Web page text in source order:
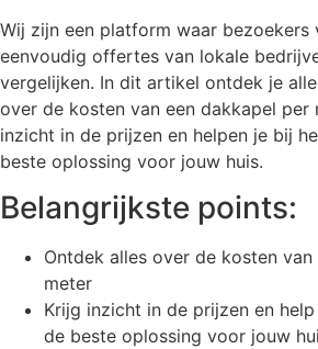
Wij zijn een platform waar bezoekers
eenvoudig offertes van lokale
vergelijken. In dit artikel ontdek je
over de kosten van een dakkapel per
inzicht in de prijzen en helpen je bij
beste oplossing voor jouw huis.
Belangrijkste points:
Ontdek alles over de kosten
meter
Krijg inzicht in de prijzen en
de beste oplossing voor jouw